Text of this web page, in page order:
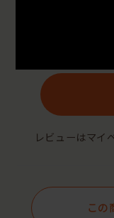
レビューはマイ
この